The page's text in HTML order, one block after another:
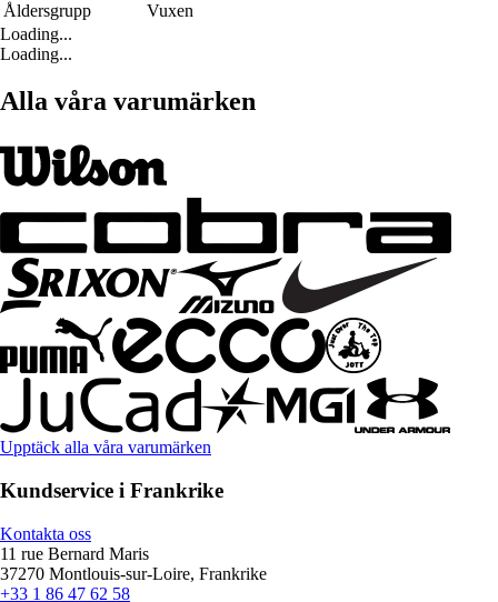
Åldersgrupp
Vuxen
Loading...
Loading...
Alla våra varumärken
Upptäck alla våra varumärken
Kundservice i Frankrike
Kontakta oss
11 rue Bernard Maris
37270 Montlouis-sur-Loire, Frankrike
+33 1 86 47 62 58